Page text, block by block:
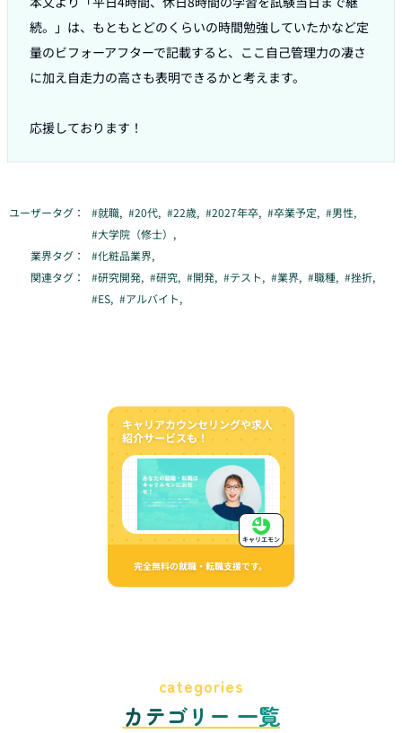
続。」は、もともとどのくらいの時間勉強していたかなど定
量のビフォーアフターで記載すると、ここ自己管理力の凄さ
に加え自走力の高さも表明できるかと考えます。
応援しております！
ユーザータグ： #就職, #20代, #22歳, #2027年卒, #卒業予定, #男性,
#大学院（修士） ,
業界タグ：
#化粧品業界,
関連タグ：
#研究開発, #研究, #開発, #テスト, #業界, #職種, #挫折,
#ES, #アルバイト,
キャリアカウンセリングや求人
紹介サービスも！
完全無料の就職・転職支援です。
キャリエモン
categories
カテゴリー 一覧